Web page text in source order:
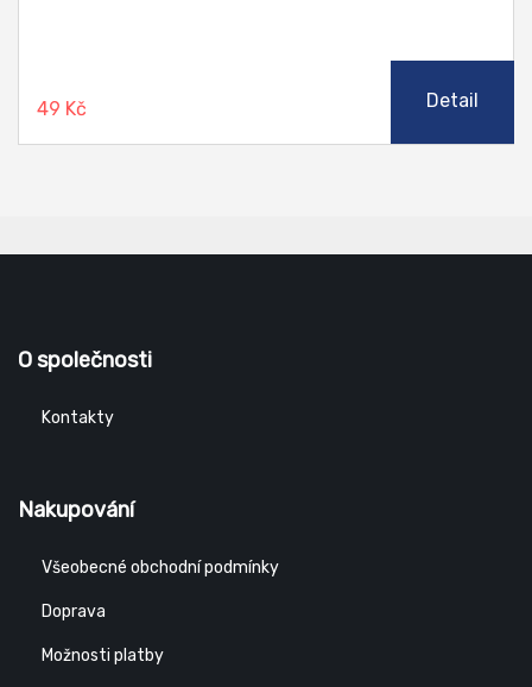
49 Kč Detail
O společnosti
Kontakty
Nakupování
Všeobecné obchodní podmínky
Doprava
Možnosti platby